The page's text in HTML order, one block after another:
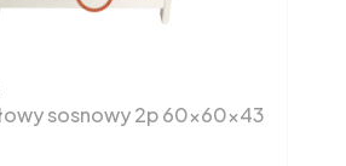
sosnowy 2p 60x60x43